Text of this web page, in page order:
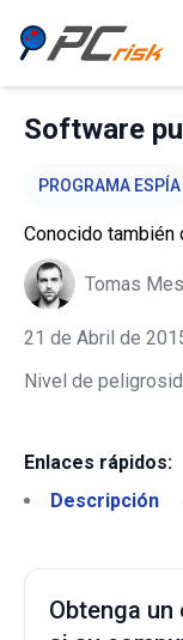
Software
PROGRAMA ESPÍA
Conocido también
Tomas
21 de Abril de
Nivel de
Enlaces rápidos:
Descripción
Obtenga